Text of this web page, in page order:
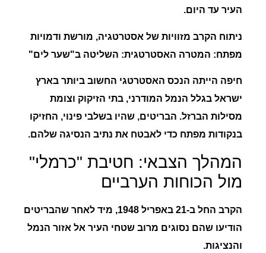
העיר עד היום.
ניתוח הקרב מזוויות של אסטרטגיה, מורשת ודמויות
מפתח: המטרה האסטרטגית: השליטה ב"שער לים"
חיפה הייתה הנכס האסטרטגי החשוב ביותר בארץ
ישראל בגלל הנמל המודרני, בתי הזיקוק וצומת
מסילות הברזל. הבריטים, שהיו בשלבי פינוי, החזיקו
בנקודות מפתח כדי לאבטח את נתיב הנסיגה שלהם.
המהלך הצבאי: חטיבת "כרמלי"
מול הכוחות הערביים
הקרב החל ב-21 באפריל 1948, מיד לאחר שהבריטים
הודיעו שהם נסוגים מרוב שטחי העיר אל אזור הנמל
והנציגות.